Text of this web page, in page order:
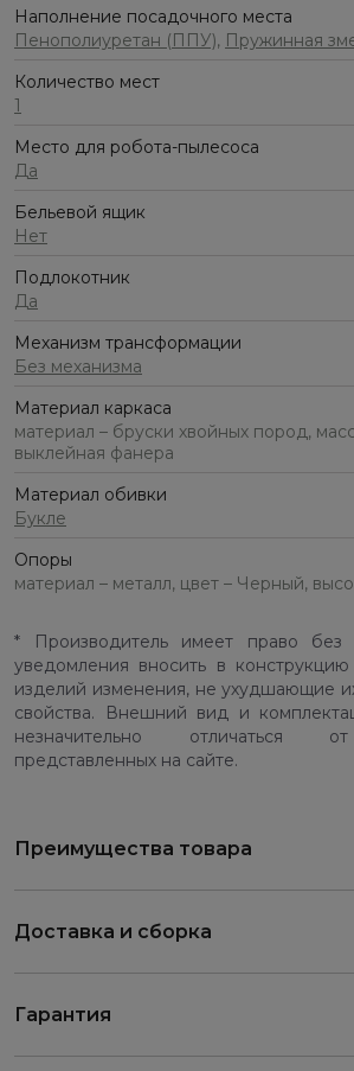
Наполнение посадочного места
Пенополиуретан (ППУ), Пружинная
Количество мест
1
Место для робота-пылесоса
Да
Бельевой ящик
Нет
Подлокотник
Да
Механизм трансформации
Без механизма
Материал каркаса
материал – бруски хвойных пород,
выклейная фанера
Материал обивки
Букле
Опоры
материал – металл, цвет – Черный,
* Производитель имеет право без
уведомления вносить в конструкцию
изделий изменения, не ухудшающие
свойства. Внешний вид и
незначительно отличаться
представленных на сайте.
Преимущества товара
Доставка и сборка
Гарантия